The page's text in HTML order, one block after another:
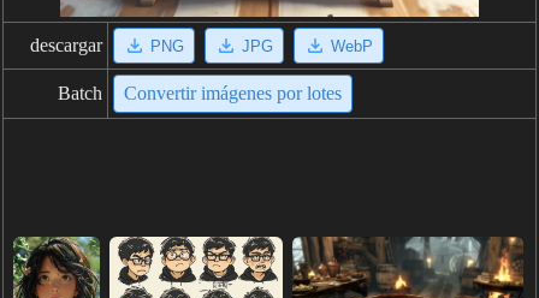
descargar PNG JPG WebP
Batch Convertir imágenes por lotes